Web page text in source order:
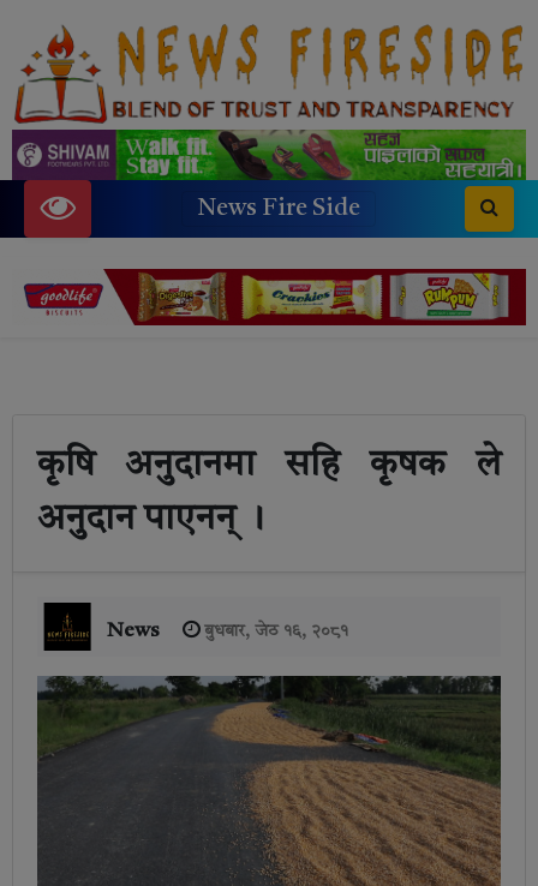
News Fire Side
कृषि अनुदानमा सहि कृषक ले
अनुदान पाएनन् ।
News बुधबार, जेठ १६, २०८१